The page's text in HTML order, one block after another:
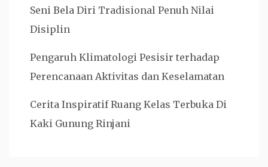
Seni Bela Diri Tradisional Penuh Nilai
Disiplin
Pengaruh Klimatologi Pesisir terhadap
Perencanaan Aktivitas dan Keselamatan
Cerita Inspiratif Ruang Kelas Terbuka Di
Kaki Gunung Rinjani